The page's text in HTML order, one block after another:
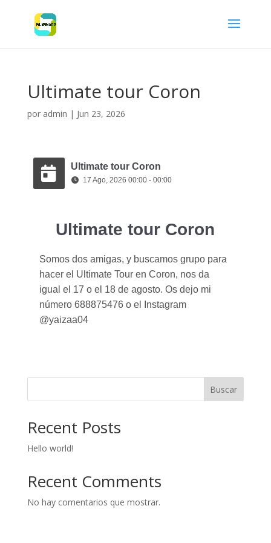
Ultimate tour Coron
por admin | Jun 23, 2026
Ultimate tour Coron
17 Ago, 2026 00:00 - 00:00
Ultimate tour Coron
Somos dos amigas, y buscamos grupo para
hacer el Ultimate Tour en Coron, nos da
igual el 17 o el 18 de agosto. Os dejo mi
número 688875476 o el Instagram
@yaizaa04
Buscar
Recent Posts
Hello world!
Recent Comments
No hay comentarios que mostrar.